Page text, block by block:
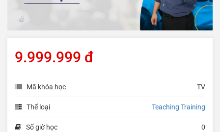
9.999.999 đ
Mã khóa học TV
Thể loại Teaching Training
Số giờ học 0